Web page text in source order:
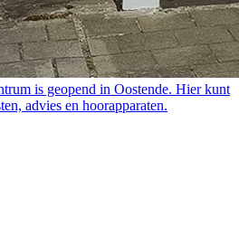
is geopend in Oostende. Hier kunt
advies en hoorapparaten.